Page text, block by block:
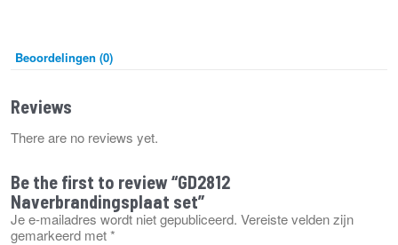
Beoordelingen (0)
Reviews
There are no reviews yet.
Be the first to review “GD2812
Naverbrandingsplaat set”
Je e-mailadres wordt niet gepubliceerd. Vereiste velden zijn
gemarkeerd met*